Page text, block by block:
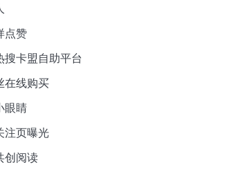
点赞
搜卡盟自助平台
在线购买
眼睛
注页曝光
创阅读